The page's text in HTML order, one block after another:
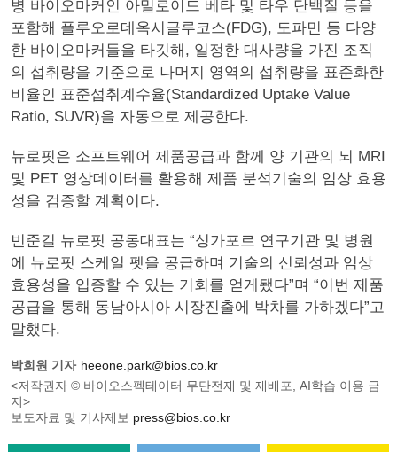
병 바이오마커인 아밀로이드 베타 및 타우 단백질 등을
포함해 플루오로데옥시글루코스(FDG), 도파민 등 다양
한 바이오마커들을 타깃해, 일정한 대사량을 가진 조직
의 섭취량을 기준으로 나머지 영역의 섭취량을 표준화한
비율인 표준섭취계수율(Standardized Uptake Value
Ratio, SUVR)을 자동으로 제공한다.
뉴로핏은 소프트웨어 제품공급과 함께 양 기관의 뇌 MRI
및 PET 영상데이터를 활용해 제품 분석기술의 임상 효용
성을 검증할 계획이다.
빈준길 뉴로핏 공동대표는 “싱가포르 연구기관 및 병원
에 뉴로핏 스케일 펫을 공급하며 기술의 신뢰성과 임상
효용성을 입증할 수 있는 기회를 얻게됐다”며 “이번 제품
공급을 통해 동남아시아 시장진출에 박차를 가하겠다”고
말했다.
박희원 기자 heeone.park@bios.co.kr
<저작권자 © 바이오스펙테이터 무단전재 및 재배포, AI학습 이용 금
지>
보도자료 및 기사제보 press@bios.co.kr